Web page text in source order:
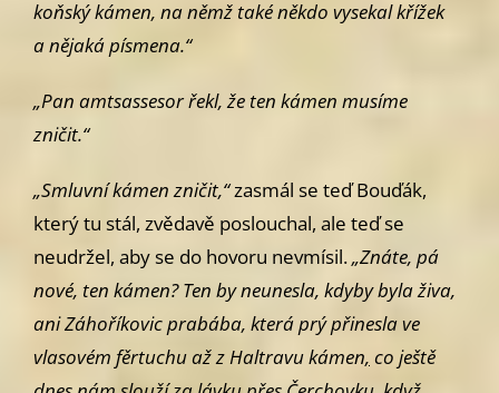
koňský kámen, naněmž také někdo vysekal křížek
a nějaká písmena.“
„Pan amtsassesor řekl, že ten kámen musíme
zničit.“
„Smluvní kámen zničit,“zasmál se teď Bouďák,
který tu stál, zvědavě poslouchal, ale teď se
neudržel, aby se do hovoru nevmísil.„Znáte, pá­
nové, ten kámen? Ten by neunesla, kdyby byla živa,
ani Záhoříkovic prabába, která prý přinesla ve
vlasovém fěrtuchu až z Haltravu kámen, co ještě